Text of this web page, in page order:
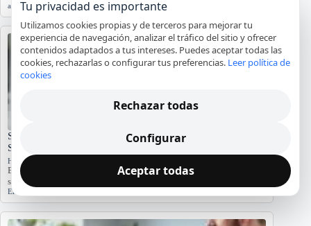
agua,averías,lavadora,reparación,Tarragona
Significado del Error E01 en Hornos Teka: Causas y
Soluciones
Hornos y placas de cocina
El error E01 en hornos Teka indica problemas. Conozca sus causas y
síntomas para diagnosticar…
Error E01
Tu privacidad es importante
Utilizamos cookies propias y de terceros para mejorar tu
experiencia de navegación, analizar el tráfico del sitio y ofrecer
contenidos adaptados a tus intereses. Puedes aceptar todas las
cookies, rechazarlas o configurar tus preferencias. Leer política de
cookies
Rechazar todas
Configurar
Aceptar todas